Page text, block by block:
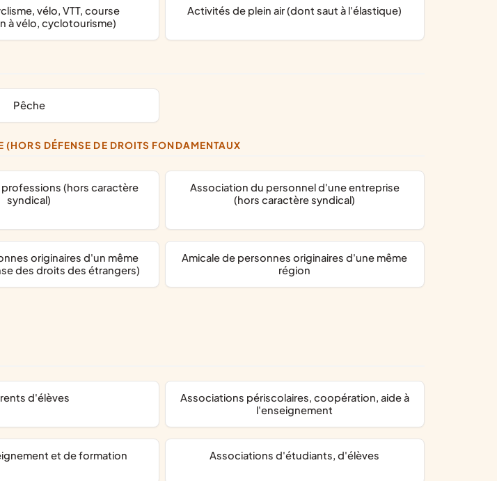
à vélo, cyclotourisme)
activités de plein air (dont saut à l'élastique)
pêche
DÉFENSE DE DROITS FONDAMENTAUX
syndical)
association du personnel d'une entreprise
(hors caractère syndical)
des droits des étrangers)
amicale de personnes originaires d'une même
région
d'élèves
associations périscolaires, coopération, aide à
l'enseignement
et de formation associations d'étudiants, d'élèves